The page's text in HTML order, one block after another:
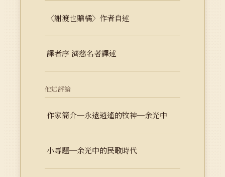
〈謝渡也贈橘〉作者自述
譯者序 濟慈名著譯述
他述評論
作家簡介─永遠逍遙的牧神─余光中
小專題─余光中的民歌時代